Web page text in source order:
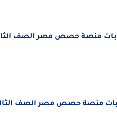
منصة حصص مصر الصف الثالث
منصة حصص مصر الصف الثالث